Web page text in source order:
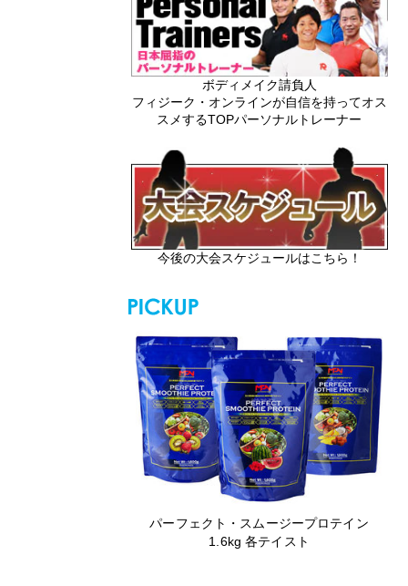
ボディメイク請負人
フィジーク・オンラインが自信を持ってオス
スメするTOPパーソナルトレーナー
今後の大会スケジュールはこちら！
パーフェクト・スムージープロテイン
1.6kg 各テイスト